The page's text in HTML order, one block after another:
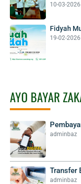
10-03-2026
Fidyah
19-02-2026
AYO BAYAR
adminbaz
Transfer
adminbaz